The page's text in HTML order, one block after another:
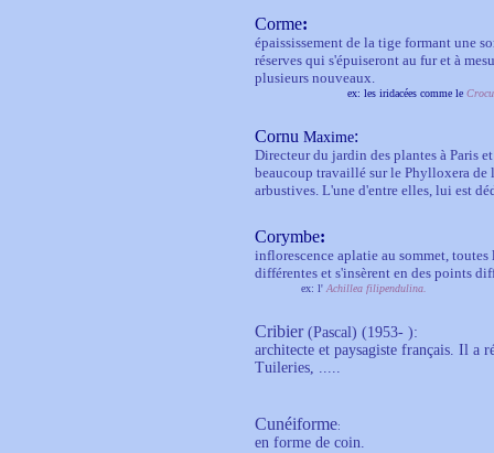
Corme:
épaississement de la tige formant une
réserves qui s'épuiseront au fur et à
plusieurs nouveaux.
ex: les iridacées comme le
Cornu Maxime:
Directeur du jardin des plantes à Paris
beaucoup travaillé sur le Phylloxera de
arbustives. L'une d'entre elles, lui est
Corymbe:
inflorescence aplatie au sommet,
différentes et s'insèrent en des points
ex: l' Achillea filipendulina.
Cribier(Pascal) (1953- ):
architecte et paysagiste français. Il a
Tuileries, .....
Cunéiforme:
en forme de coin.